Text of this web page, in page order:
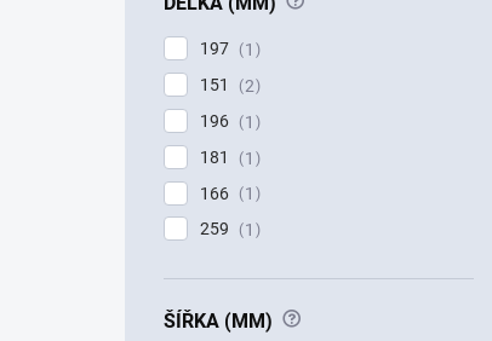
197
1
151
2
196
1
181
1
166
1
259
1
ŠÍŘKA (MM) ?